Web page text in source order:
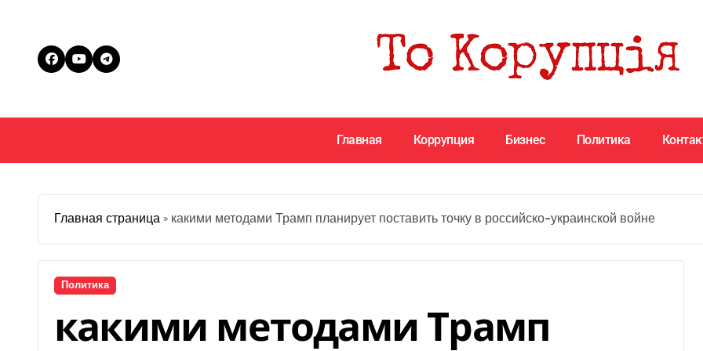
Главная Коррупция Бизнес Политика
Главная страница » какими методами Трамп планирует поставить точку в российско-украинской войне
Политика
какими методами Трамп